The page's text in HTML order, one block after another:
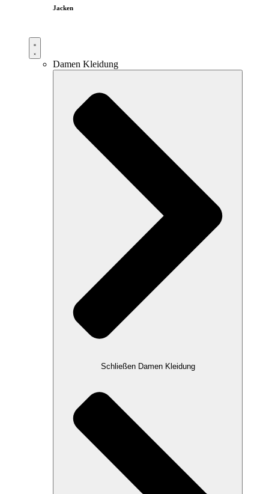
Jacken
Damen Kleidung
Schließen Damen Kleidung